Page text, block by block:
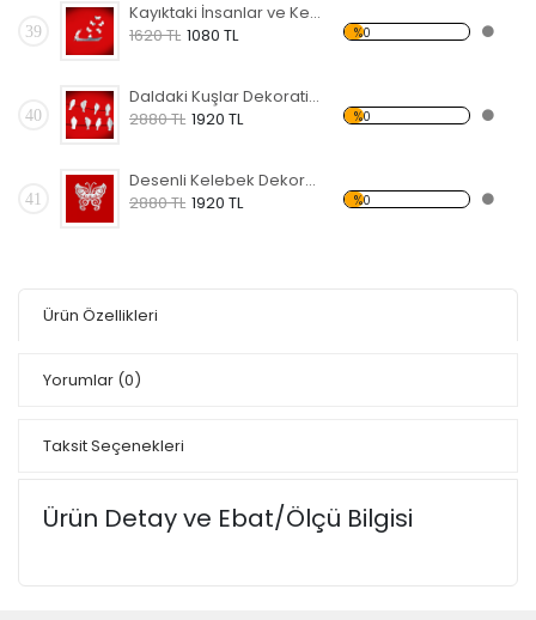
39
Kayıktaki İnsanlar ve Kelebekler Dekoratif Kırılmaz Ayna
1620 TL 1080 TL %0
40
Daldaki Kuşlar Dekoratif Kırılmaz Ayna
2880 TL 1920 TL %0
41
Desenli Kelebek Dekoratif Kırılmaz Ayna
2880 TL 1920 TL %0
Ürün Özellikleri
Yorumlar (0)
Taksit Seçenekleri
Ürün Detay ve Ebat/Ölçü Bilgisi